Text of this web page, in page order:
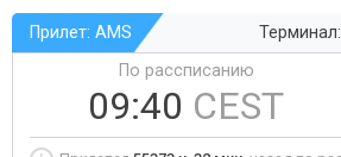
Прилет: AMS
По рассписанию
09:40 CEST